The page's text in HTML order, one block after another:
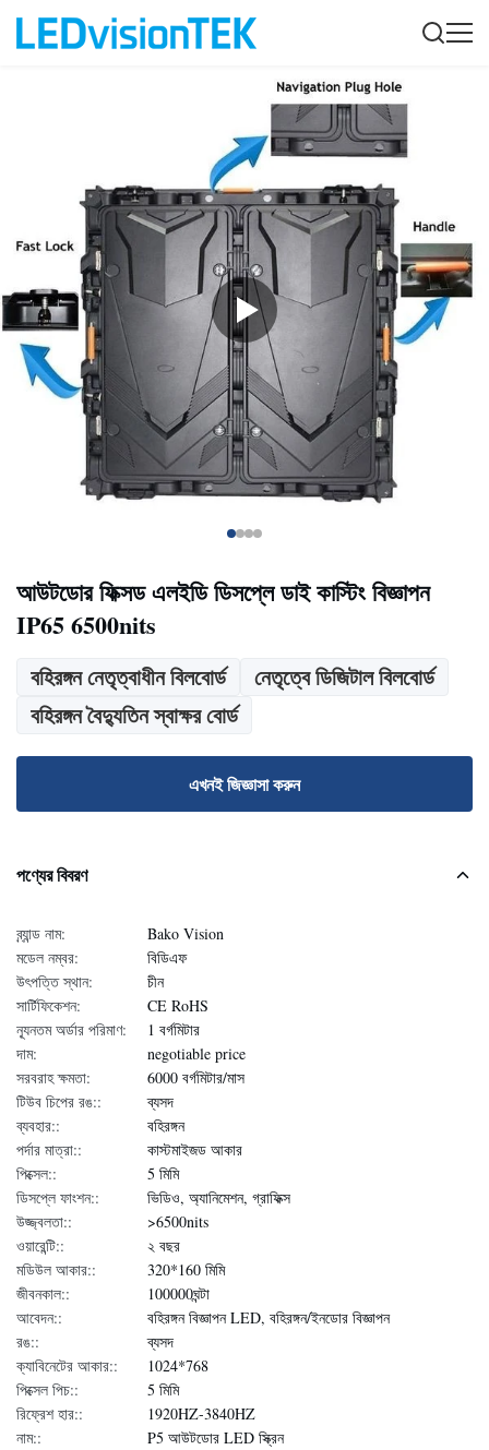
আউটডোর ফিক্সড এলইডি ডিসপ্লে ডাই কাস্টিং বিজ্ঞাপন
IP65 6500nits
বহিরঙ্গন নেতৃত্বাধীন বিলবোর্ড
নেতৃত্বে ডিজিটাল বিলবোর্ড
বহিরঙ্গন বৈদ্যুতিন স্বাক্ষর বোর্ড
এখনই জিজ্ঞাসা করুন
পণ্যের বিবরণ
ব্র্যান্ড নাম:
Bako Vision
মডেল নম্বর:
বিডিএফ
উৎপত্তি স্থান:
চীন
সার্টিফিকেশন:
CE RoHS
ন্যূনতম অর্ডার পরিমাণ:
1 বর্গমিটার
দাম:
negotiable price
সরবরাহ ক্ষমতা:
6000 বর্গমিটার/মাস
টিউব চিপের রঙ::
ব্যসদ
ব্যবহার::
বহিরঙ্গন
পর্দার মাত্রা::
কাস্টমাইজড আকার
পিক্সেল::
5 মিমি
ডিসপ্লে ফাংশন::
ভিডিও, অ্যানিমেশন, গ্রাফিক্স
উজ্জ্বলতা::
>6500nits
ওয়ারেন্টি::
২ বছর
মডিউল আকার::
320*160 মিমি
জীবনকাল::
100000ঘন্টা
আবেদন::
বহিরঙ্গন বিজ্ঞাপন LED, বহিরঙ্গন/ইনডোর বিজ্ঞাপন
রঙ::
ব্যসদ
ক্যাবিনেটের আকার::
1024*768
পিক্সেল পিচ::
5 মিমি
রিফ্রেশ হার::
1920HZ-3840HZ
নাম::
P5 আউটডোর LED স্ক্রিন